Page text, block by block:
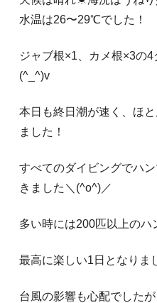
水温は26〜29℃でした！
ジャブ根×1、カメ根×3の
(^_^)v
本日も終日潮が速く、ほ
ました！
すべてのダイビングでハ
きました＼(^o^)／
多い時には200匹以上のハ
最高に楽しい1日となりま
台風の影響も心配でした